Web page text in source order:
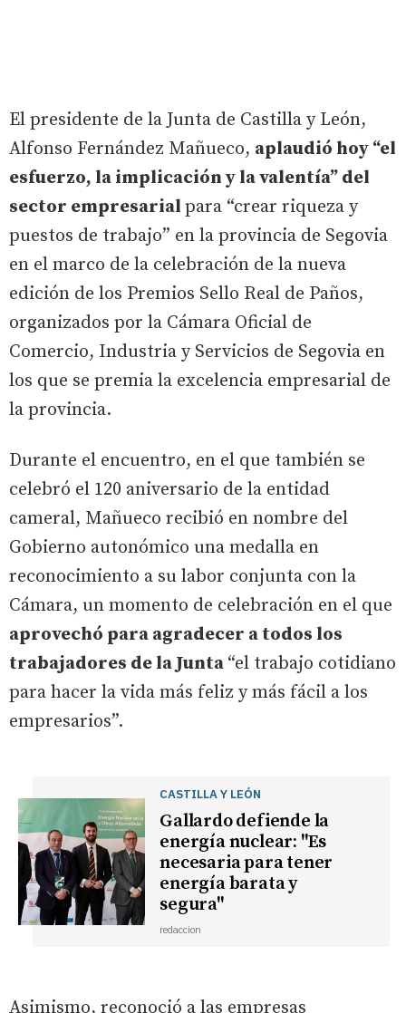
El presidente de la Junta de Castilla y León,
Alfonso Fernández Mañueco, aplaudió hoy “el
esfuerzo, la implicación y la valentía” del
sector empresarial para “crear riqueza y
puestos de trabajo” en la provincia de Segovia
en el marco de la celebración de la nueva
edición de los Premios Sello Real de Paños,
organizados por la Cámara Oficial de
Comercio, Industria y Servicios de Segovia en
los que se premia la excelencia empresarial de
la provincia.
Durante el encuentro, en el que también se
celebró el 120 aniversario de la entidad
cameral, Mañueco recibió en nombre del
Gobierno autonómico una medalla en
reconocimiento a su labor conjunta con la
Cámara, un momento de celebración en el que
aprovechó para agradecer a todos los
trabajadores de la Junta “el trabajo cotidiano
para hacer la vida más feliz y más fácil a los
empresarios”.
CASTILLA Y LEÓN
Gallardo defiende la
energía nuclear: "Es
necesaria para tener
energía barata y
segura"
redaccion
Asimismo, reconoció a las empresas